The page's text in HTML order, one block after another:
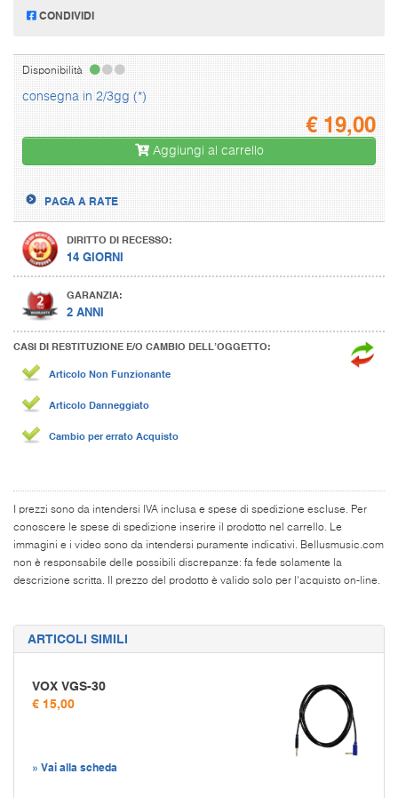
CONDIVIDI
Disponibilità
consegna in 2/3gg (*)
€19,00
Aggiungi al carrello
PAGA A RATE
DIRITTO DI RECESSO:
14 GIORNI
GARANZIA:
2 ANNI
CASI DI RESTITUZIONE E/O CAMBIO DELL’OGGETTO:
Articolo Non Funzionante
Articolo Danneggiato
Cambio per errato Acquisto
I prezzi sono da intendersi IVA inclusa e spese di spedizione escluse. Per
conoscere le spese di spedizione inserire il prodotto nel carrello. Le
immagini e i video sono da intendersi puramente indicativi. Bellusmusic.com
non è responsabile delle possibili discrepanze: fa fede solamente la
descrizione scritta. Il prezzo del prodotto è valido solo per l'acquisto on-line.
ARTICOLI SIMILI
VOX VGS-30
€ 15,00
» Vai alla scheda